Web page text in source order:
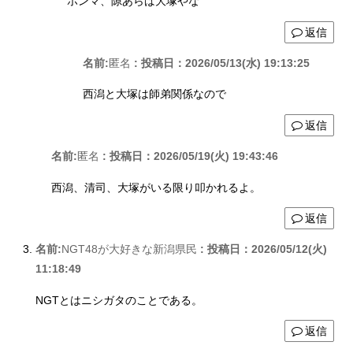
返信
名前:匿名 : 投稿日：2026/05/13(水) 19:13:25
西潟と大塚は師弟関係なので
返信
名前:匿名 : 投稿日：2026/05/19(火) 19:43:46
西潟、清司、大塚がいる限り叩かれるよ。
返信
名前:NGT48が大好きな新潟県民 : 投稿日：2026/05/12(火)
11:18:49
NGTとはニシガタのことである。
返信